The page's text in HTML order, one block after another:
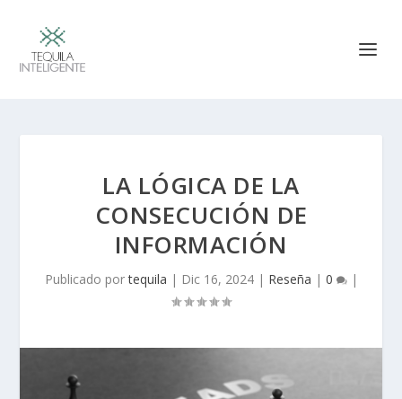
LA LÓGICA DE LA
CONSECUCIÓN DE
INFORMACIÓN
Publicado portequila | Dic 16, 2024| Reseña | 0 |